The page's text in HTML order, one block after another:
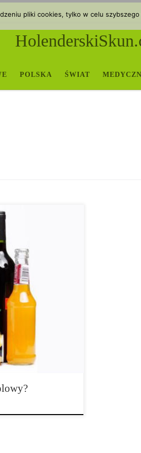
POLSKA ŚWIAT
się kaca?
w nocy impreza na
w całej
które kolejnego dnia
zdesperowany […]
pliki cookies, tylko w celu